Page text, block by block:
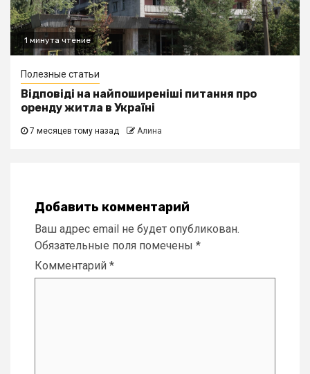
1 минута чтение
Полезные статьи
Відповіді на найпоширеніші питання про
оренду житла в Україні
7 месяцев тому назад Алина
Добавить комментарий
Ваш адрес email не будет опубликован.
Обязательные поля помечены *
Комментарий *